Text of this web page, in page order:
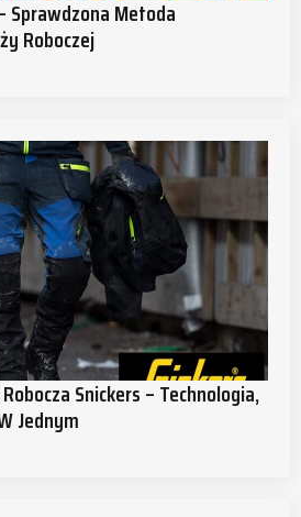
Sprawdzona Metoda
Roboczej
Snickers – Technologia,
Jednym